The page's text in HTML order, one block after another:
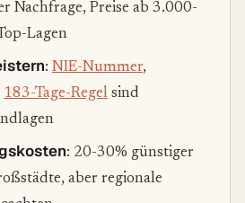
Nachfrage, Preise ab 3.000-
Lagen
: NIE-Nummer,
183-Tage-Regel sind
: 20-30% günstiger
aber regionale